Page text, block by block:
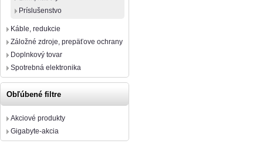
Príslušenstvo
Káble, redukcie
Záložné zdroje, prepäťove ochrany
Doplnkový tovar
Spotrebná elektronika
Obľúbené filtre
Akciové produkty
Gigabyte-akcia